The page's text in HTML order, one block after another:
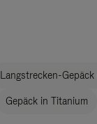
Langstrecken-
Gepäck in Titanium